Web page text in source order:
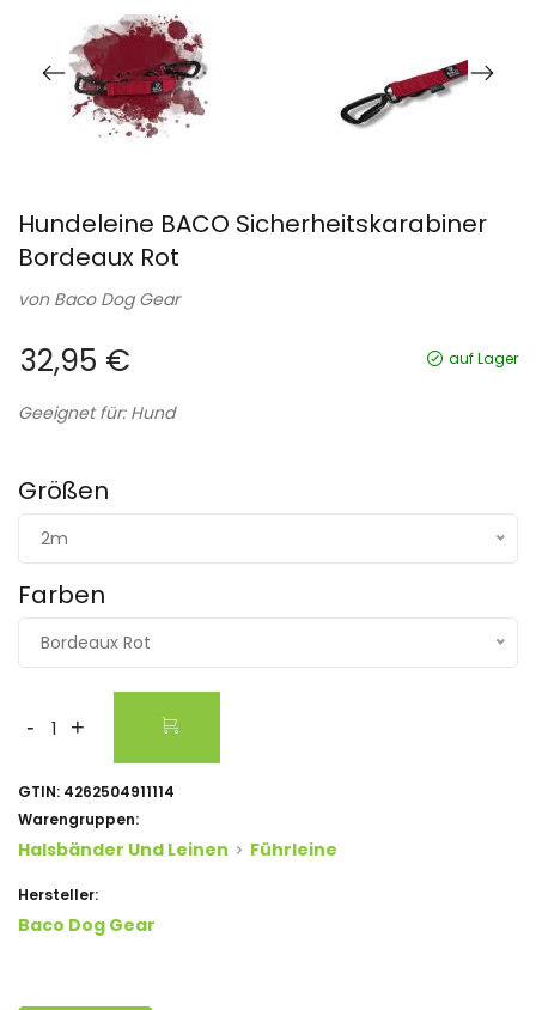
Hundeleine BACO Sicherheitskarabiner
Bordeaux Rot
von Baco Dog Gear
32,95 € auf Lager
Geeignet für: Hund
Größen
2m
Farben
Bordeaux Rot
- +
GTIN: 4262504911114
Warengruppen:
Halsbänder Und Leinen Führleine
Hersteller:
Baco Dog Gear